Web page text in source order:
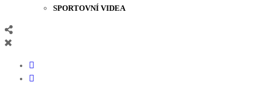
SPORTOVNÍ VIDEA